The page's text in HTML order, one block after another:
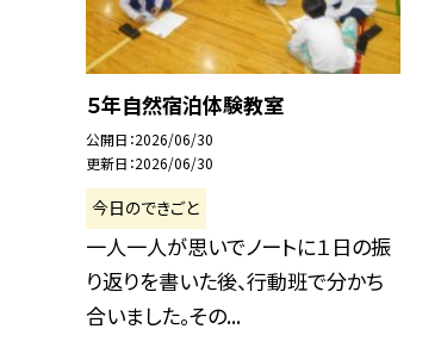
５年自然宿泊体験教室
公開日 2026/06/30
更新日 2026/06/30
今日のできごと
一人一人が思いでノートに１日の振
り返りを書いた後、行動班で分かち
合いました。その...